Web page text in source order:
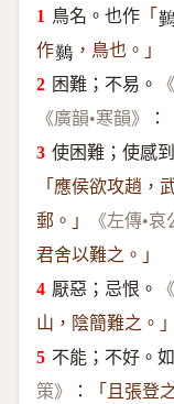
鳥名。也作「 𪅀
作𪇠 ，鳥也。」
困難；不易。
《廣韻•寒韻》
：
使困難；使感
「應侯欲攻趙，
郵。」
《左傳•哀
君舍以難之。」
厭惡；忌恨。
山，陰簡難之。」
不能；不好。
策》
：
「且張登